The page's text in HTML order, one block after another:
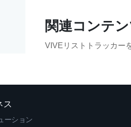
関連コンテ
VIVEリストトラッカー
ス
ーション